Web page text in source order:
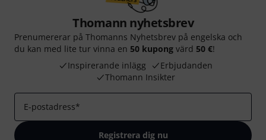
Thomann nyhetsbrev
Prenumererar på Thomanns Nyhetsbrev på engelska och
du kan med lite tur vinna en 50 kupong värd 50 €!
Inspirerande inlägg
Erbjudanden
Thomann Insikter
E-postadress*
Registrera dig nu